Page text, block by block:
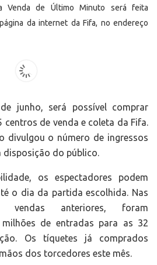
Venda de Último Minuto será feita
da internet da Fifa, no endereço
junho, será possível comprar
centros de venda e coleta da Fifa.
divulgou o número de ingressos
disposição do público.
os espectadores podem
o dia da partida escolhida. Nas
anteriores, foram
milhões de entradas para as 32
Os tíquetes já comprados
dos torcedores este mês.